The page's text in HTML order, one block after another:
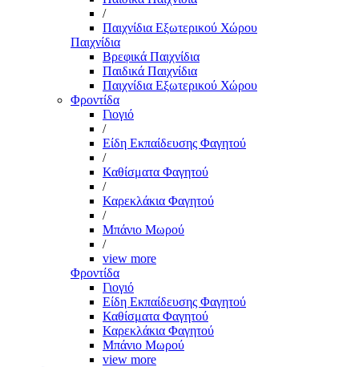
/
Παιχνίδια Εξωτερικού Χώρου
Παιχνίδια
Βρεφικά Παιχνίδια
Παιδικά Παιχνίδια
Παιχνίδια Εξωτερικού Χώρου
Φροντίδα
Γιογιό
/
Είδη Εκπαίδευσης Φαγητού
/
Καθίσματα Φαγητού
/
Καρεκλάκια Φαγητού
/
Μπάνιο Μωρού
/
view more
Φροντίδα
Γιογιό
Είδη Εκπαίδευσης Φαγητού
Καθίσματα Φαγητού
Καρεκλάκια Φαγητού
Μπάνιο Μωρού
view more